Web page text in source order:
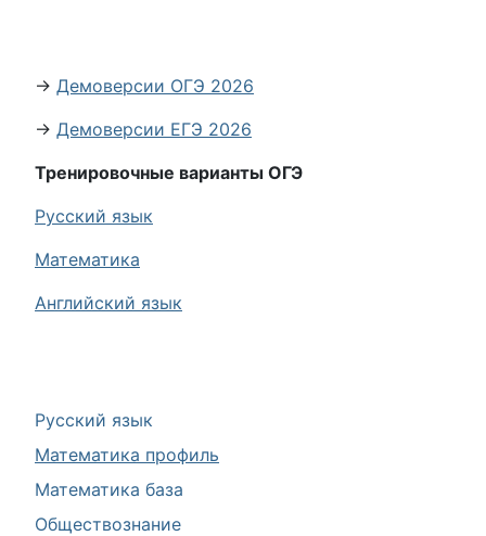
Русский язык
Математика профиль
Математика база
Обществознание
→ Демоверсии ОГЭ 2026
→ Демоверсии ЕГЭ 2026
Тренировочные варианты ОГЭ
Русский язык
Математика
Английский язык